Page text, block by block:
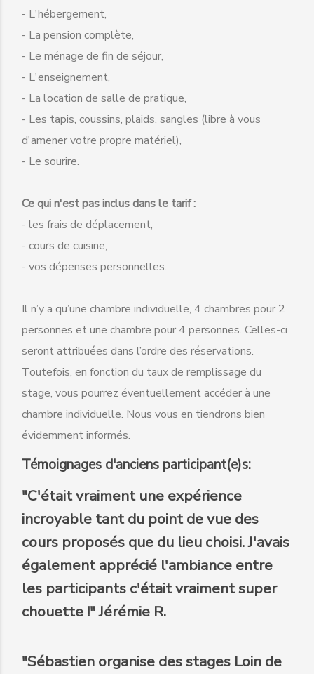
- L'hébergement,
- La pension complète,
- Le ménage de fin de séjour,
- L'enseignement,
- La location de salle de pratique,
- Les tapis, coussins, plaids, sangles (libre à vous
d'amener votre propre matériel),
- Le sourire.
Ce qui n'est pas inclus dans le tarif :
- les frais de déplacement,
- cours de cuisine,
- vos dépenses personnelles.
Il n’y a qu’une chambre individuelle, 4 chambres pour 2
personnes et une chambre pour 4 personnes. Celles-ci
seront attribuées dans l’ordre des réservations.
Toutefois, en fonction du taux de remplissage du
stage, vous pourrez éventuellement accéder à une
chambre individuelle. Nous vous en tiendrons bien
évidemment informés.
Témoignages d'anciens participant(e)s:
"C'était vraiment une expérience
incroyable tant du point de vue des
cours proposés que du lieu choisi. J'avais
également apprécié l'ambiance entre
les participants c'était vraiment super
chouette !" Jérémie R.
"Sébastien organise des stages Loin de